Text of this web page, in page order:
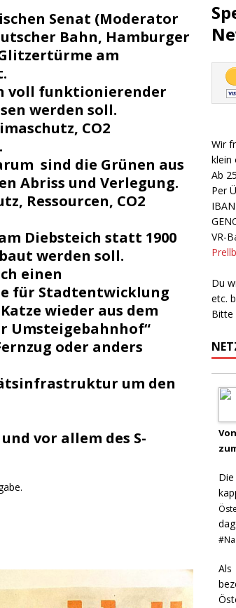
Senat (Moderator
Bahn, Hamburger
am
voll funktionierender
werden soll.
CO2
sind die Grünen aus
Abriss und Verlegung.
Ressourcen, CO2
Diebsteich statt 1900
werden soll.
einen
für Stadtentwicklung
wieder aus dem
Umsteigebahnhof“
oder anders
um den
vor allem des S-
Wir
klein
Ab
Per
VR-
Du
etc.
Bitte